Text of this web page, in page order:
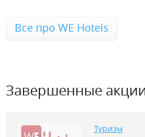
Все про WE Hotels
Завершенные
Туризм